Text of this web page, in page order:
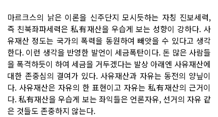
마르크스의 낡은 이론을 신주단지 모시듯하는 자칭 진보세력,
즉 친북좌파세력은 私有재산을 우습게 보는 성향이 강하다. 사
유재산 정도는 국가의 폭력을 동원하여 빼앗을 수 있다고 생각
한다. 이런 생각을 반영한 발언이 세금폭탄이다. 돈 많은 사람들
을 폭격하듯이 하여 세금을 거두겠다는 발상 아래엔 사유재산에
대한 존중심의 결여가 있다. 사유재산과 자유는 동전의 양닢이
다. 사유재산은 자유의 한 표현이고 자유는 私有재산의 근거이
다. 私有재산을 우습게 보는 좌익들은 언론자유, 선거의 자유 같
은 것들도 존중하지 않는다.